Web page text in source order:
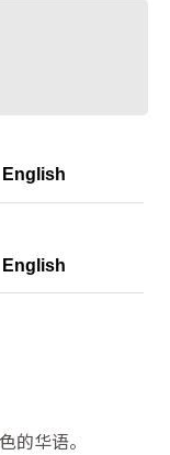
English
English
的华语。